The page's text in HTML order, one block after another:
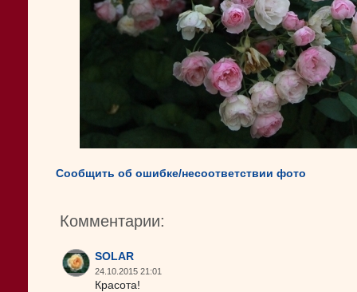
Сообщить об ошибке/несоответствии фото
Комментарии:
SOLAR
24.10.2015 21:01
Красота!